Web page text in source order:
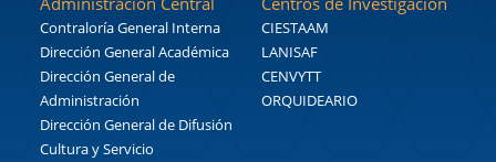
Contraloría General Interna
Dirección General Académica
Dirección General de
Administración
Dirección General de Difusión
Cultura y Servicio
CIESTAAM
LANISAF
CENVYTT
ORQUIDEARIO